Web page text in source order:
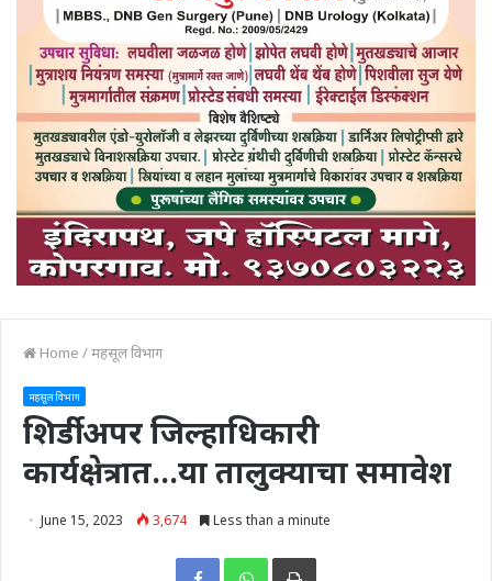
Home /महसूल विभाग
महसूल विभाग
शिर्डी अपर जिल्हाधिकारी
कार्यक्षेत्रात…या तालुक्याचा समावेश
June 15, 2023 3,674 Less than a minute
Print